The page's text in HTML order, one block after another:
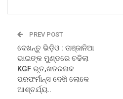
PREV POST
ଦେଖନ୍ତୁ ଭିଡ଼ିଓ : ତାଞ୍ଜାନିଆ
ଭାଇଙ୍କ ମୁଣ୍ଡରେ ଚଢିଲା
KGF ଭୂତ,ଖତରନାକ
ପରଫର୍ମାନ୍ସ ଦେଖି ଲୋକେ
ଆଶ୍ଚର୍ଯ୍ୟ..